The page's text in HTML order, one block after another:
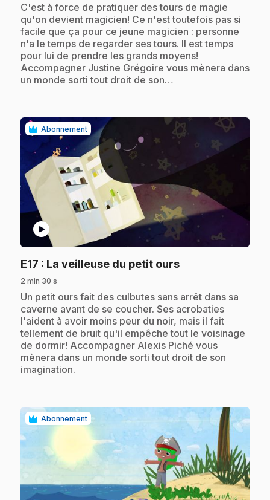
.C'est à force de pratiquer des tours de magie
qu'on devient magicien! Ce n'est toutefois pas si
facile que ça pour ce jeune magicien : personne
n'a le temps de regarder ses tours. Il est temps
pour lui de prendre les grands moyens!
Accompagner Justine Grégoire vous mènera dans
un monde sorti tout droit de son…
Abonnement
play_circle
E17 : La veilleuse du petit ours.
2 min 30 s
.Un petit ours fait des culbutes sans arrêt dans sa
caverne avant de se coucher. Ses acrobaties
l'aident à avoir moins peur du noir, mais il fait
tellement de bruit qu'il empêche tout le voisinage
de dormir! Accompagner Alexis Piché vous
mènera dans un monde sorti tout droit de son
imagination.
Abonnement